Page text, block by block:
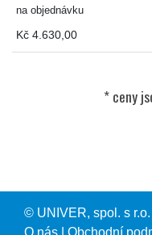
na objednávku
Kč 4.630,00
© UNIVER, spol. s r.o.
O nás
Obchodní